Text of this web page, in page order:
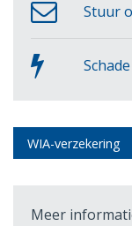
Stuur
WIA-verzekering
Meer